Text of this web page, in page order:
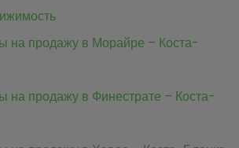
на продажу в Морайре – Коста-
на продажу в Финестрате – Коста-